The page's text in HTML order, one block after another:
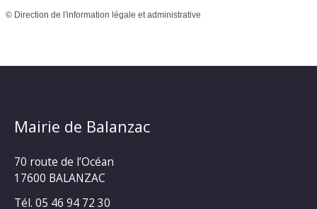
© Direction de l'information légale et administrative
Mairie de Balanzac
70 route de l’Océan
17600 BALANZAC
Tél. 05 46 94 72 30